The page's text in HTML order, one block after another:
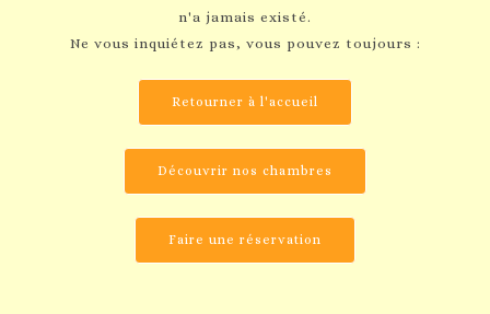
n'a jamais existé.
Ne vous inquiétez pas, vous pouvez toujours :
Retourner à l'accueil
Découvrir nos chambres
Faire une réservation